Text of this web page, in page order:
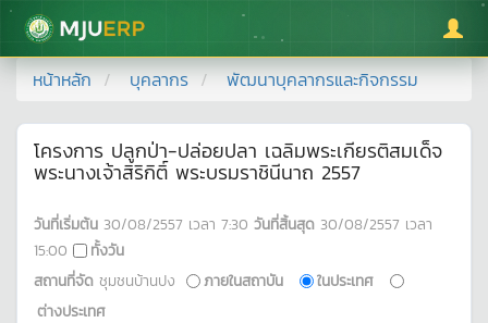
มหาวิทยาลัยแม่โจ้
หน้าหลัก บุคลากร พัฒนาบุคลากรและกิจกรรม
โครงการ ปลูกป่า-ปล่อยปลา เฉลิมพระเกียรติสมเด็จ
พระนางเจ้าสิริกิติ์ พระบรมราชินีนาถ 2557
วันที่เริ่มต้น 30/08/2557 เวลา 7:30 วันที่สิ้นสุด 30/08/2557 เวลา
15:00
ทั้งวัน
สถานที่จัด ชุมชนบ้านปง ภายในสถาบัน
ในประเทศ
ต่างประเทศ